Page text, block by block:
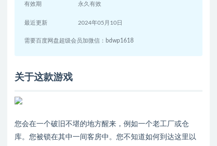
有效期 永久有效
最近更新 2024年05月10日
需要百度网盘超级会员加微信：bdwp1618
关于这款游戏
您会在一个破旧不堪的地方醒来，例如一个老工厂或仓
库。您被锁在其中一间客房中。您不知道如何到达这里以